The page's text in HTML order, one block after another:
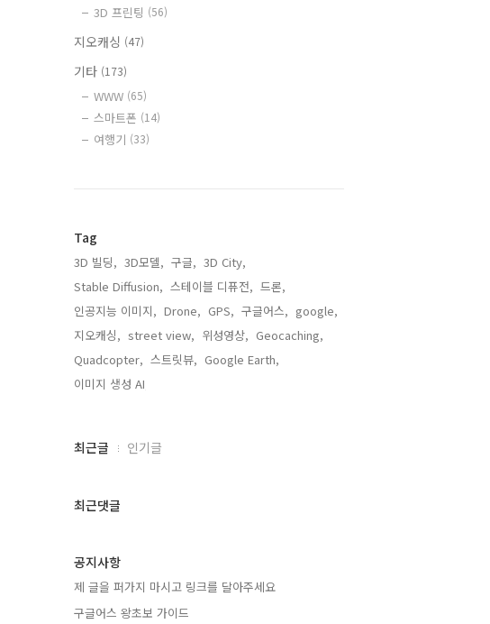
3D 프린팅 (56)
지오캐싱 (47)
기타 (173)
WWW (65)
스마트폰 (14)
여행기 (33)
Tag
3D 빌딩, 3D모델, 구글, 3D City,
Stable Diffusion, 스테이블 디퓨전, 드론,
인공지능 이미지, Drone, GPS, 구글어스, google,
지오캐싱, street view, 위성영상, Geocaching,
Quadcopter, 스트릿뷰, Google Earth,
이미지 생성 AI,
최
과
글
최근글 인기글
최근댓글
공지사항
제 글을 퍼가지 마시고 링크를 달아주세요
구글어스 왕초보 가이드